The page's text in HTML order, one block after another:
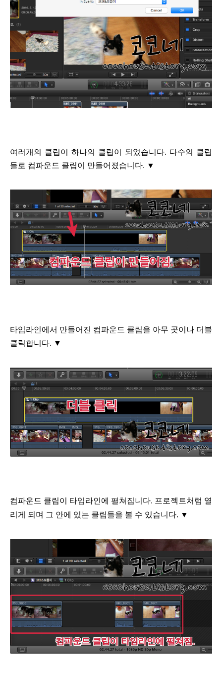
여러개의 클립이 하나의 클립이 되었습니다. 다수의 클립
들로 컴파운드 클립이 만들어졌습니다. ▼
타임라인에서 만들어진 컴파운드 클립을 아무 곳이나 더블
클릭합니다. ▼
컴파운드 클립이 타임라인에 펼쳐집니다. 프로젝트처럼 열
리게 되며 그 안에 있는 클립들을 볼 수 있습니다. ▼